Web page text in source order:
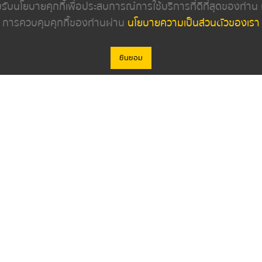
ภายในรถ
เครื่องยนต์
ปกติ
ดูรายละเอียดเกี่ยวกับรถ
รับนโยบายคุกกี้เพื่อประสบการณ์การใช้บริการที่ดีที่สุดของท่า
การควบคุมคุกกี้ของท่านผ่าน นโยบายความเป็นส่วนตัวของเรา
ยินยอม